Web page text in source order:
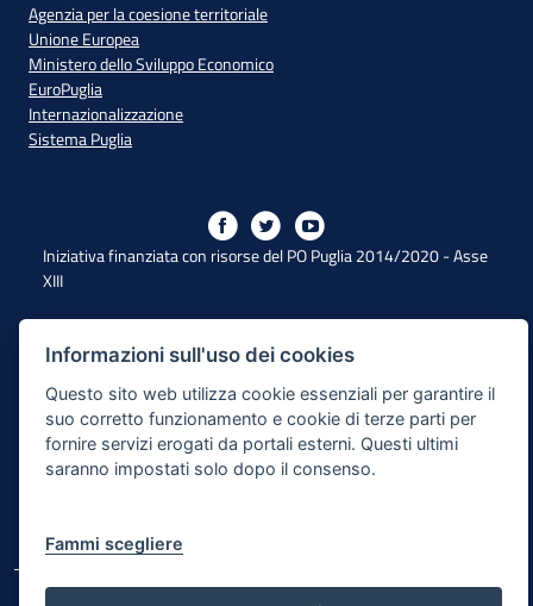
Agenzia per la coesione territoriale
Unione Europea
Ministero dello Sviluppo Economico
EuroPuglia
Internazionalizzazione
Sistema Puglia
Iniziativa finanziata con risorse del PO Puglia 2014/2020 - Asse
XIII
Dichiarazione di Accessibilità
Note Legali
Cookie e Privacy
Mappa del sito
Informazioni sull'uso dei cookies
Questo sito web utilizza cookie essenziali per garantire il
suo corretto funzionamento e cookie di terze parti per
fornire servizi erogati da portali esterni. Questi ultimi
saranno impostati solo dopo il consenso.
Fammi scegliere